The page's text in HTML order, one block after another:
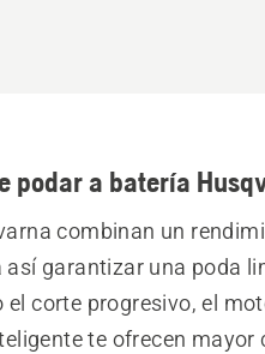
podar a batería
combinan un
garantizar una poda
corte progresivo, el
te ofrecen mayor